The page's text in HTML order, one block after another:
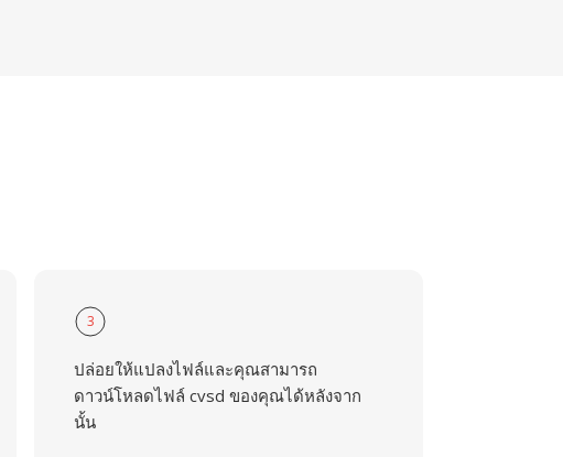
3
ปล่อยให้แปลงไฟล์และคุณสามารถ
ดาวน์โหลดไฟล์ cvsd ของคุณได้หลังจาก
นั้น